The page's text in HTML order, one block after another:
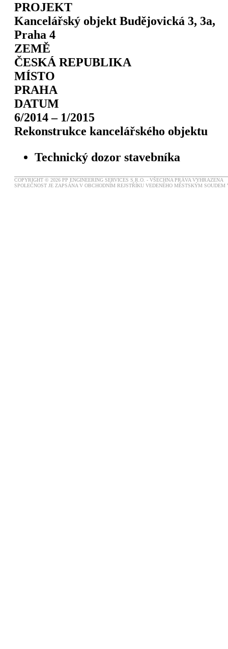
PROJEKT
Kancelářský objekt Budějovická 3, 3a,
Praha 4
ZEMĚ
ČESKÁ REPUBLIKA
MÍSTO
PRAHA
DATUM
6/2014 – 1/2015
Rekonstrukce kancelářského objektu
Technický dozor stavebníka
COPYRIGHT © 2026 PP ENGINEERING SERVICES S.R.O. - VŠECHNA PRÁVA VYHRAZENA
SPOLEČNOST JE ZAPSÁNA V OBCHODNÍM REJSTŘÍKU VEDENÉHO MĚSTSKÝM